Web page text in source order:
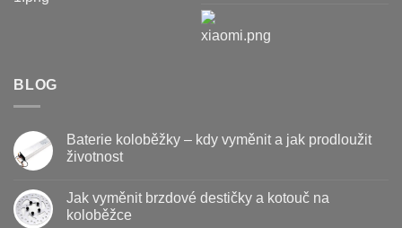
BLOG
Baterie koloběžky – kdy vyměnit a jak prodloužit
životnost
u
textu
s
Jak vyměnit brzdové destičky a kotouč na
koloběžce